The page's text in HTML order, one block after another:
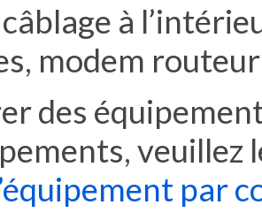
à
modem
des
veuillez
par